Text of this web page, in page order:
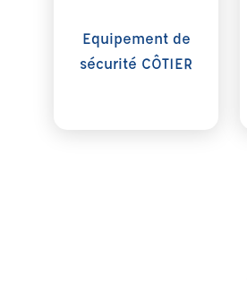
Equipement de
sécurité CÔTIER